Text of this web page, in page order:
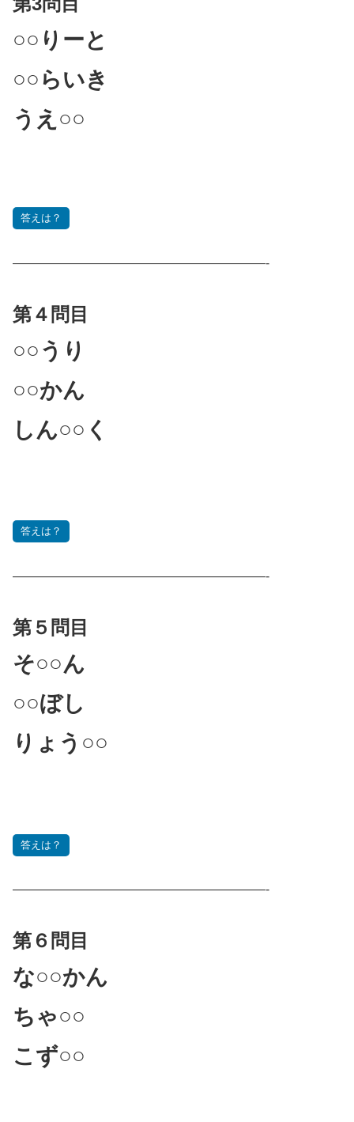
○○りーと
○○らいき
うえ○○
答えは？
————————————————————-
第４問目
○○うり
○○かん
しん○○く
答えは？
————————————————————-
第５問目
そ○○ん
○○ぼし
りょう○○
答えは？
————————————————————-
第６問目
な○○かん
ちゃ○○
こず○○